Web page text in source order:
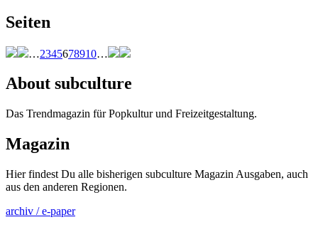
Seiten
…2345678910…
About subculture
Das Trendmagazin für Popkultur und Freizeitgestaltung.
Magazin
Hier findest Du alle bisherigen subculture Magazin Ausgaben, auch
aus den anderen Regionen.
archiv / e-paper